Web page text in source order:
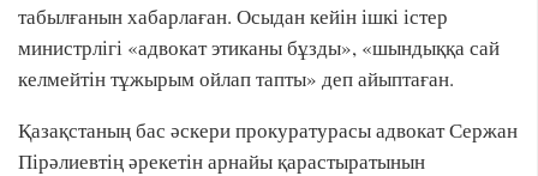
табылғанын хабарлаған. Осыдан кейін ішкі істер
министрлігі «адвокат этиканы бұзды», «шындыққа сай
келмейтін тұжырым ойлап тапты» деп айыптаған.
Қазақстаның бас әскери прокуратурасы адвокат Сержан
Пірәлиевтің әрекетін арнайы қарастыратынын